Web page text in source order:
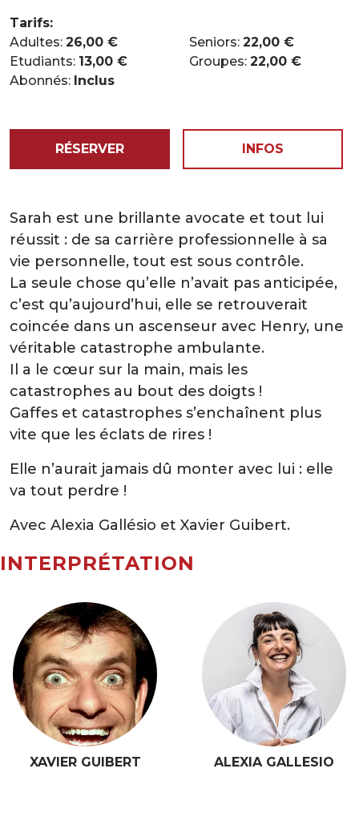
Tarifs:
Adultes: 26,00 € Seniors: 22,00 €
Etudiants: 13,00 € Groupes: 22,00 €
Abonnés: Inclus
RÉSERVER INFOS
Sarah est une brillante avocate et tout lui
réussit : de sa carrière professionnelle à sa
vie personnelle, tout est sous contrôle.
La seule chose qu’elle n’avait pas anticipée,
c’est qu’aujourd’hui, elle se retrouverait
coincée dans un ascenseur avec Henry, une
véritable catastrophe ambulante.
Il a le cœur sur la main, mais les
catastrophes au bout des doigts !
Gaffes et catastrophes s’enchaînent plus
vite que les éclats de rires !
Elle n’aurait jamais dû monter avec lui : elle
va tout perdre !
Avec Alexia Gallésio et Xavier Guibert.
INTERPRÉTATION
XAVIER GUIBERT ALEXIA GALLESIO